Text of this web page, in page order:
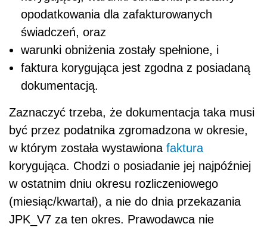
opodatkowania dla zafakturowanych
świadczeń, oraz
warunki obniżenia zostały spełnione, i
faktura korygująca jest zgodna z posiadaną
dokumentacją.
Zaznaczyć trzeba, że dokumentacja taka musi
być przez podatnika zgromadzona w okresie,
w którym została wystawiona faktura
korygująca. Chodzi o posiadanie jej najpóźniej
w ostatnim dniu okresu rozliczeniowego
(miesiąc/kwartał), a nie do dnia przekazania
JPK_V7 za ten okres. Prawodawca nie